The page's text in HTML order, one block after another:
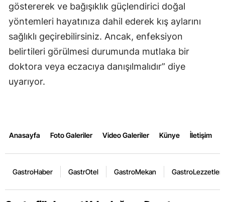
göstererek ve bağışıklık güçlendirici doğal
yöntemleri hayatınıza dahil ederek kış aylarını
sağlıklı geçirebilirsiniz. Ancak, enfeksiyon
belirtileri görülmesi durumunda mutlaka bir
doktora veya eczacıya danışılmalıdır” diye
uyarıyor.
Anasayfa Foto Galeriler Video Galeriler Künye İletişim
GastroHaber GastrOtel GastroMekan GastroLezzetler